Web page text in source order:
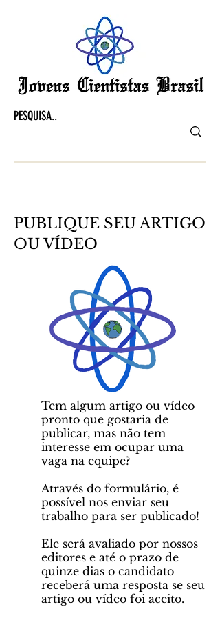
PUBLIQUE SEU ARTIGO
OU VÍDEO
Tem algum artigo ou vídeo
pronto que gostaria de
publicar, mas não tem
interesse em ocupar uma
vaga na equipe?
Através do formulário, é
possível nos enviar seu
trabalho para ser publicado!
Ele será avaliado por nossos
editores e até o prazo de
quinze dias o candidato
receberá uma resposta se seu
artigo ou vídeo foi aceito.